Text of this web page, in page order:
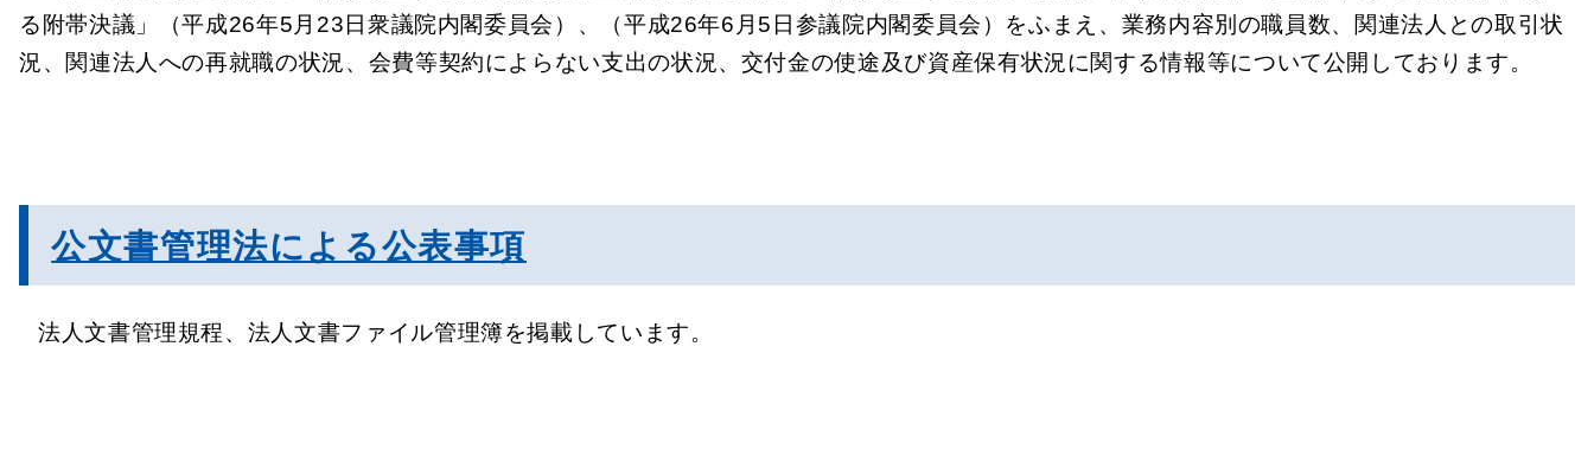
る附帯決議」（平成26年5月23日衆議院内閣委員会）、（平成26年6月5日参議院内閣委員会）をふまえ、業務内容別の職員数、関連法人との取引状
況、関連法人への再就職の状況、会費等契約によらない支出の状況、交付金の使途及び資産保有状況に関する情報等について公開しております。
公文書管理法による公表事項
法人文書管理規程、法人文書ファイル管理簿を掲載しています。